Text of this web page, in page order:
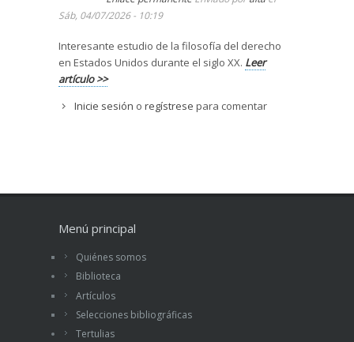
Sáb, 04/07/2026 - 10:19
Interesante estudio de la filosofía del derecho
en Estados Unidos durante el siglo XX. Leer
artículo >>
Inicie sesión o regístrese para comentar
Menú principal
Quiénes somos
Biblioteca
Artículos
Selecciones bibliográficas
Tertulias